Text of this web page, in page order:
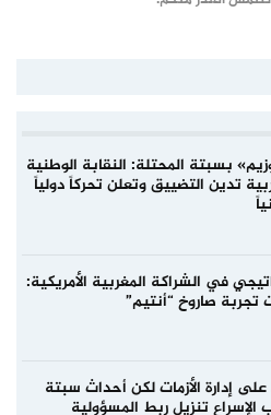
بسبتة المحتلة: النقابة الوطنية
تدين التضييق وتعلن تحركاً دولياً
في الشراكة المغربية الأمريكية:
تجربة صاروخ “أنتيم”
إدارة الأزمات لكن أحداث سبتة
الإسراع تنزيل ربط المسؤولية